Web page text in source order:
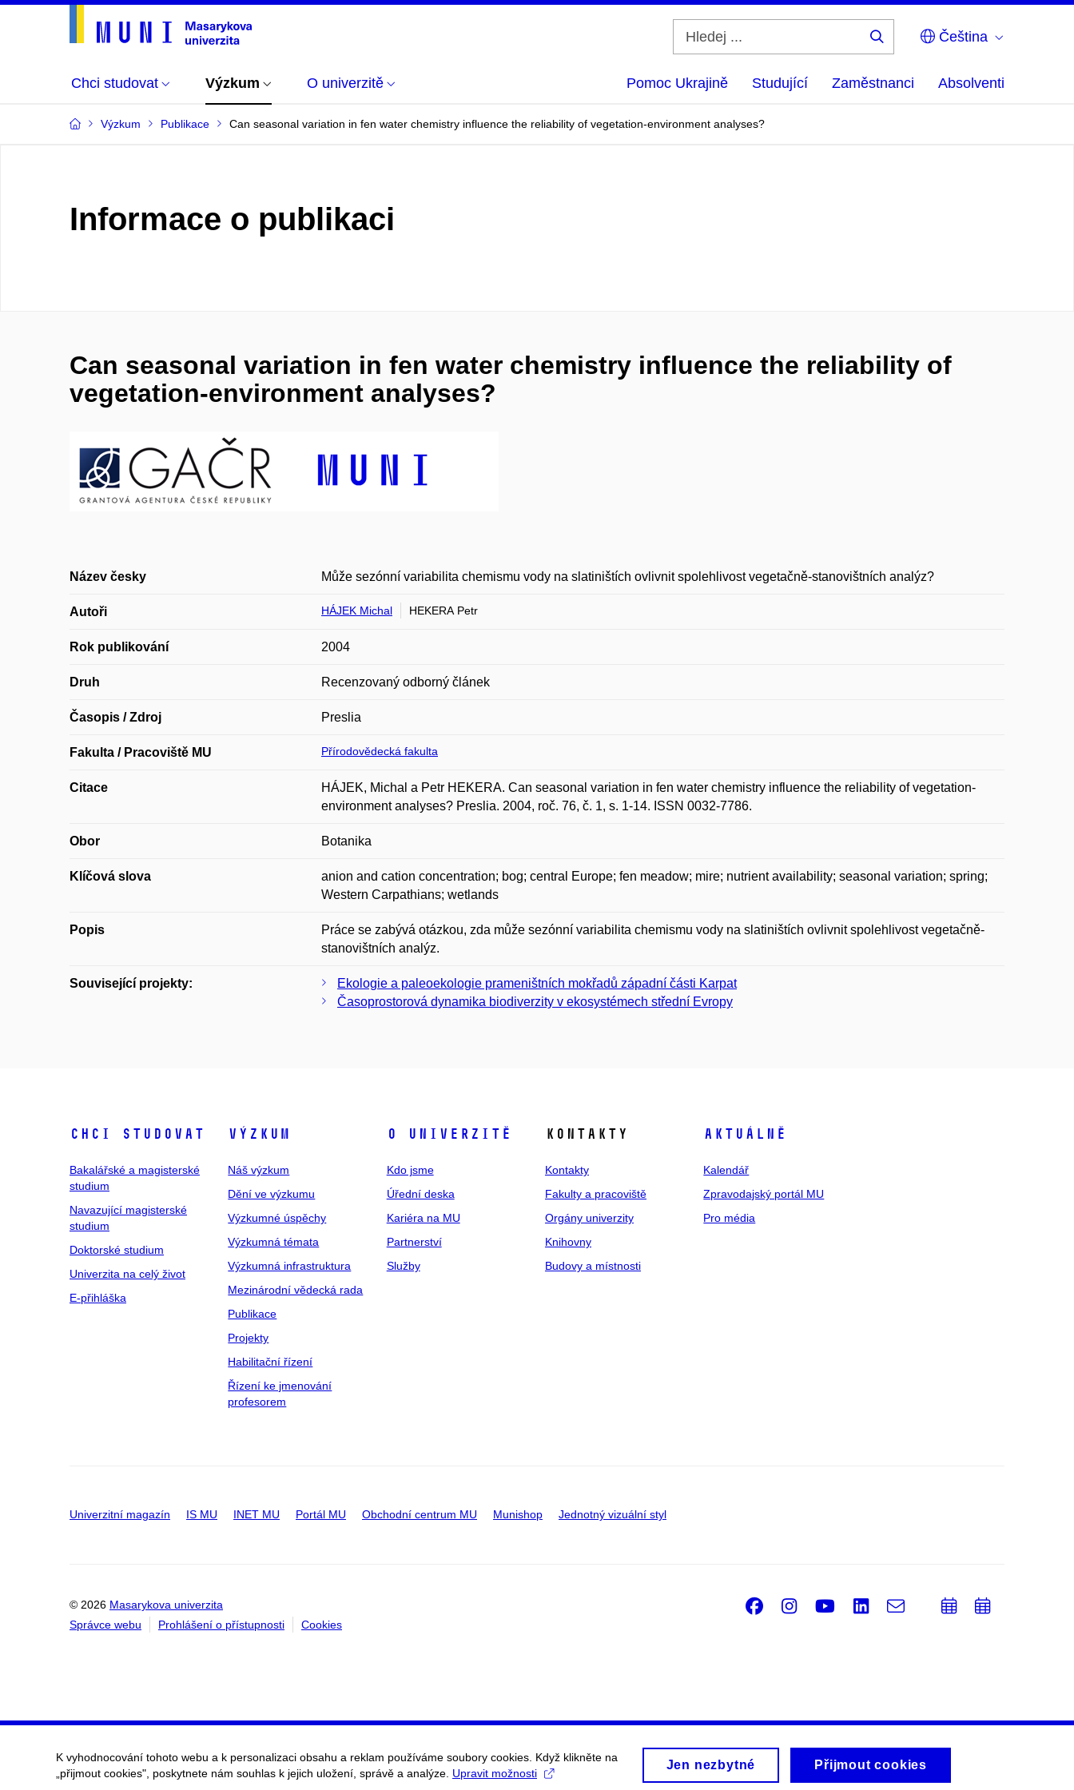
Čeština
Chci studovat Výzkum O univerzitě Pomoc Ukrajině Studující Zaměstnanci Absolventi
Výzkum Publikace Can seasonal variation in fen water chemistry influence the reliability of vegetation-environment analyses?
Informace o publikaci
Can seasonal variation in fen water chemistry influence the reliability of
vegetation-environment analyses?
Název česky Může sezónní variabilita chemismu vody na slatiništích ovlivnit spolehlivost vegetačně-stanovištních analýz?
Autoři HÁJEK Michal HEKERA Petr
Rok publikování 2004
Druh Recenzovaný odborný článek
Časopis / Zdroj Preslia
Fakulta / Pracoviště MU Přírodovědecká fakulta
Citace
HÁJEK, Michal a Petr HEKERA. Can seasonal variation in fen water chemistry influence the reliability of vegetation-
environment analyses? Preslia. 2004, roč. 76, č. 1, s. 1-14. ISSN 0032-7786.
Obor Botanika
Klíčová slova
anion and cation concentration; bog; central Europe; fen meadow; mire; nutrient availability; seasonal variation; spring;
Western Carpathians; wetlands
Popis
Práce se zabývá otázkou, zda může sezónní variabilita chemismu vody na slatiništích ovlivnit spolehlivost vegetačně-
stanovištních analýz.
Související projekty:
Ekologie a paleoekologie prameništních mokřadů západní části Karpat
Časoprostorová dynamika biodiverzity v ekosystémech střední Evropy
Chci studovat
Bakalářské a magisterské
studium
Navazující magisterské
studium
Doktorské studium
Univerzita na celý život
E-přihláška
Výzkum
Náš výzkum
Dění ve výzkumu
Výzkumné úspěchy
Výzkumná témata
Výzkumná infrastruktura
Mezinárodní vědecká rada
Publikace
Projekty
Habilitační řízení
Řízení ke jmenování
profesorem
O univerzitě
Kdo jsme
Úřední deska
Kariéra na MU
Partnerství
Služby
Kontakty
Kontakty
Fakulty a pracoviště
Orgány univerzity
Knihovny
Budovy a místnosti
Aktuálně
Kalendář
Zpravodajský portál MU
Pro média
Univerzitní magazín IS MU INET MU Portál MU Obchodní centrum MU Munishop Jednotný vizuální styl
© 2026 Masarykova univerzita
Správce webu
Prohlášení o přístupnosti Cookies
Facebook
Instagram
Youtube
LinkedIn
e-
PřidatPřidat
K vyhodnocování tohoto webu a k personalizaci obsahu a reklam používáme soubory cookies. Když klikněte na
„přijmout cookies", poskytnete nám souhlas k jejich uložení, správě a analýze. Upravit možnosti
Jen nezbytné Přijmout cookies